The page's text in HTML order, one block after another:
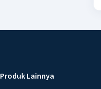
Produk Lainnya